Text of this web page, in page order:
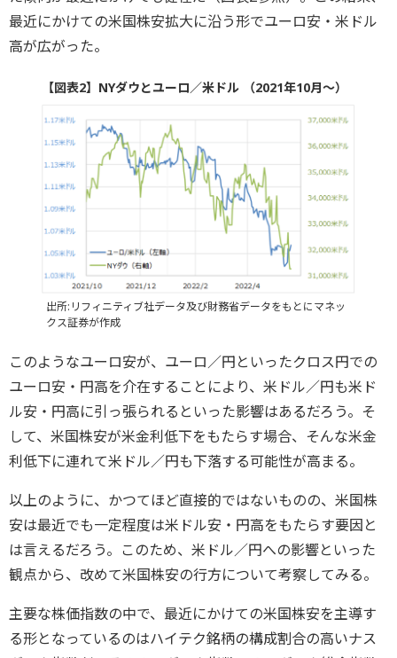
最近にかけての米国株安拡大に沿う形でユーロ安・米ドル
高が広がった。
【図表2】NYダウとユーロ／米ドル （2021年10月～）
出所:リフィニティブ社データ及び財務省データをもとにマネッ
クス証券が作成
このようなユーロ安が、ユーロ／円といったクロス円での
ユーロ安・円高を介在することにより、米ドル／円も米ド
ル安・円高に引っ張られるといった影響はあるだろう。そ
して、米国株安が米金利低下をもたらす場合、そんな米金
利低下に連れて米ドル／円も下落する可能性が高まる。
以上のように、かつてほど直接的ではないものの、米国株
安は最近でも一定程度は米ドル安・円高をもたらす要因と
は言えるだろう。このため、米ドル／円への影響といった
観点から、改めて米国株安の行方について考察してみる。
主要な株価指数の中で、最近にかけての米国株安を主導す
る形となっているのはハイテク銘柄の構成割合の高いナス